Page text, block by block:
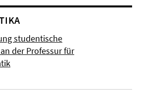
studentische
der Professur für